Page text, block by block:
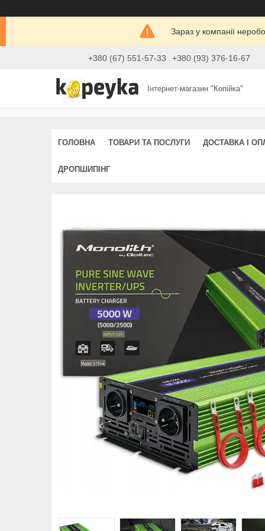
Зараз у компанії
+380 (67) 551-57-33 +380 (93) 376-16-67
Інтернет-магазин "Копійка"
ГОЛОВНА ТОВАРИ ТА ПОСЛУГИ ДОСТАВКА І
ДРОПШИПІНГ